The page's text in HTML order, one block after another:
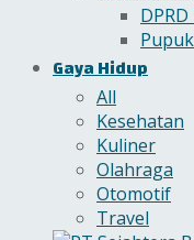
Gaya Hidup
All
Kesehatan
Kuliner
Olahraga
Otomotif
Travel